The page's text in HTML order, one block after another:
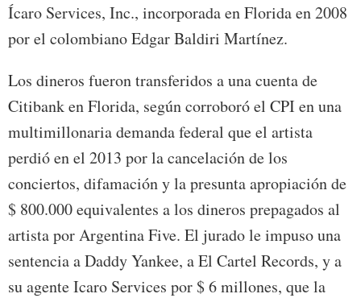
Ícaro Services, Inc., incorporada en Florida en 2008
por el colombiano Edgar Baldiri Martínez.
Los dineros fueron transferidos a una cuenta de
Citibank en Florida, según corroboró el CPI en una
multimillonaria demanda federal que el artista
perdió en el 2013 por la cancelación de los
conciertos, difamación y la presunta apropiación de
$ 800.000 equivalentes a los dineros prepagados al
artista por Argentina Five. El jurado le impuso una
sentencia a Daddy Yankee, a El Cartel Records, y a
su agente Icaro Services por $ 6 millones, que la